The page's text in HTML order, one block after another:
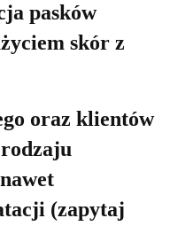
pasków
skór z
oraz klientów
(zapytaj